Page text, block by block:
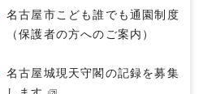
名古屋市こども誰でも通園制度
（保護者の方へのご案内）
名古屋城現天守閣の記録を募集